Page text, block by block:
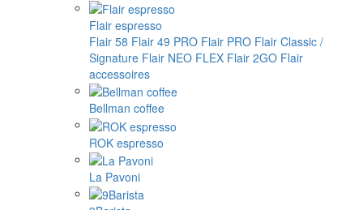
Flair espresso
Flair 58 Flair 49 PRO Flair PRO Flair Classic /
Signature Flair NEO FLEX Flair 2GO Flair
accessoires
Bellman coffee
ROK espresso
La Pavoni